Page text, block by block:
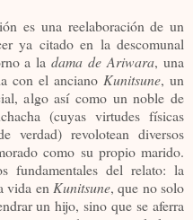
es una reelaboración de un
ya citado en la descomunal
a ladama de Ariwara, una
con el anciano Kunitsune, un
algo así como un noble de
(cuyas virtudes físicas
verdad) revolotean diversos
como su propio marido.
fundamentales del relato: la
vida en Kunitsune, que no solo
un hijo, sino que se aferra